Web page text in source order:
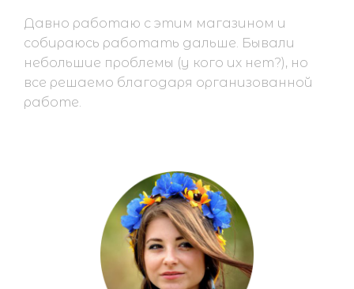
Давно работаю с этим магазином и
собираюсь работать дальше. Бывали
небольшие проблемы (у кого их нет?), но
все решаемо благодаря организованной
работе.